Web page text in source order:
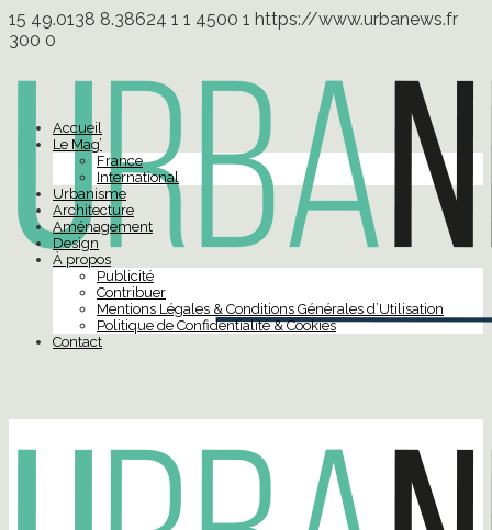
15 49.0138 8.38624 1 1 4500 1 https://www.urbanews.fr
300 0
Accueil
Le Mag’
France
International
Urbanisme
Architecture
Aménagement
Design
À propos
Publicité
Contribuer
Mentions Légales & Conditions Générales d’Utilisation
Politique de Confidentialité & Cookies
Contact